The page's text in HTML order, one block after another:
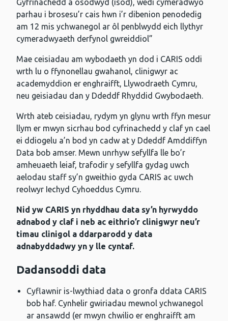
Gyfrinachedd a osodwyd (isod), wedi cymeradwyo
parhau i brosesu’r cais hwn i’r dibenion penodedig
am 12 mis ychwanegol ar ôl penblwydd eich llythyr
cymeradwyaeth derfynol gwreiddiol”
Mae ceisiadau am wybodaeth yn dod i CARIS oddi
wrth lu o ffynonellau gwahanol, clinigwyr ac
academyddion er enghraifft, Llywodraeth Cymru,
neu geisiadau dan y Ddeddf Rhyddid Gwybodaeth.
Wrth ateb ceisiadau, rydym yn glynu wrth ffyn mesur
llym er mwyn sicrhau bod cyfrinachedd y claf yn cael
ei ddiogelu a’n bod yn cadw at y Ddeddf Amddiffyn
Data bob amser. Mewn unrhyw sefyllfa lle bo’r
amheuaeth leiaf, trafodir y sefyllfa gydag uwch
aelodau staff sy’n gweithio gyda CARIS ac uwch
reolwyr Iechyd Cyhoeddus Cymru.
Nid yw CARIS yn rhyddhau data sy’n hyrwyddo
adnabod y claf i neb ac eithrio’r clinigwyr neu’r
timau clinigol a ddarparodd y data
adnabyddadwy yn y lle cyntaf.
Dadansoddi data
Cyflawnir is-lwythiad data o gronfa ddata CARIS
bob haf. Cynhelir gwiriadau mewnol ychwanegol
ar ansawdd (er mwyn chwilio er enghraifft am